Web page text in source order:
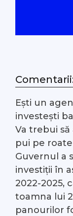
#Arhivă LIVE
Despre noi
Contacte
Ești un
investești
Va trebui
pui pe
Guvernul a
investiții în
2022-2025,
toamna lui
panourilor